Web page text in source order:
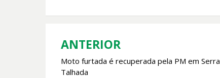
o A
Navegação
de
ANTERIOR
Moto furtada é recuperada pela PM em Serra
Talhada